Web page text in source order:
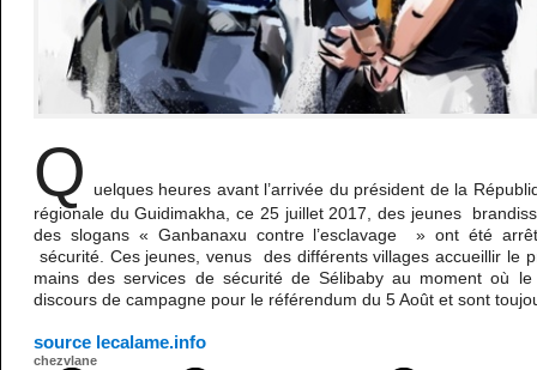
Q
uelques heures avant l’arrivée du président de la
régionale du Guidimakha, ce 25 juillet 2017, des jeunes
des slogans « Ganbanaxu contre l’esclavage » ont été
sécurité. Ces jeunes, venus des différents villages accueillir le
mains des services de sécurité de Sélibaby au moment où
discours de campagne pour le référendum du 5 Août et sont
source lecalame.info
chezvlane